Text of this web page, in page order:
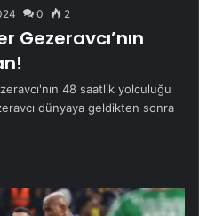
0 2
Gezeravcı’nın
48 saatlik yolculuğu
dünyaya geldikten sonra